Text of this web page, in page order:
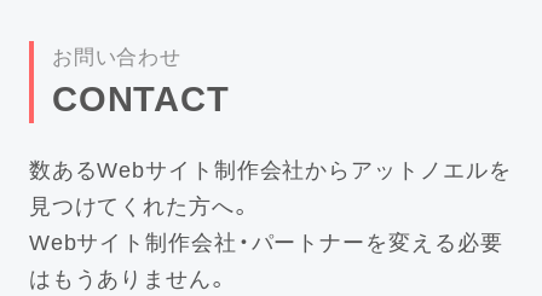
お問い合わせ
CONTACT
数あるWebサイト制作会社からアットノエルを
見つけてくれた方へ。
Webサイト制作会社・パートナーを変える必要
はもうありません。